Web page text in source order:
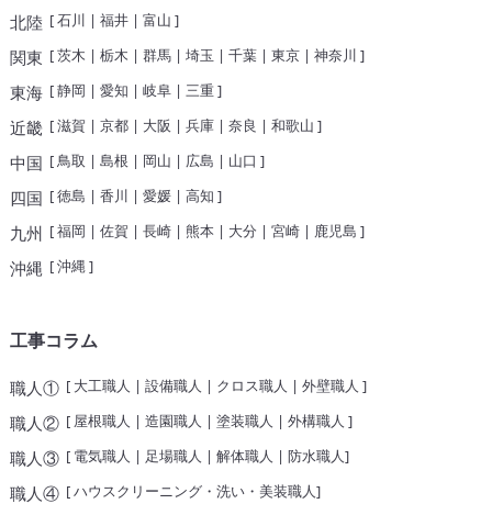
北陸 [石川 | 福井| 富山 ]
関東 [茨木 | 栃木 | 群馬| 埼玉 | 千葉| 東京| 神奈川 ]
東海[静岡 | 愛知 | 岐阜| 三重]
近畿[滋賀 | 京都| 大阪 | 兵庫| 奈良 | 和歌山 ]
中国 [鳥取 | 島根 | 岡山 | 広島 | 山口 ]
四国 [徳島 | 香川 | 愛媛| 高知 ]
九州 [福岡 | 佐賀 | 長崎| 熊本| 大分 | 宮崎| 鹿児島 ]
沖縄 [沖縄]
工事コラム
職人①[ 大工職人 | 設備職人 | クロス職人 | 外壁職人 ]
職人②[ 屋根職人 | 造園職人 | 塗装職人 | 外構職人 ]
職人③[ 電気職人 | 足場職人 | 解体職人 | 防水職人]
職人④[ハウスクリーニング・洗い・美装職人]